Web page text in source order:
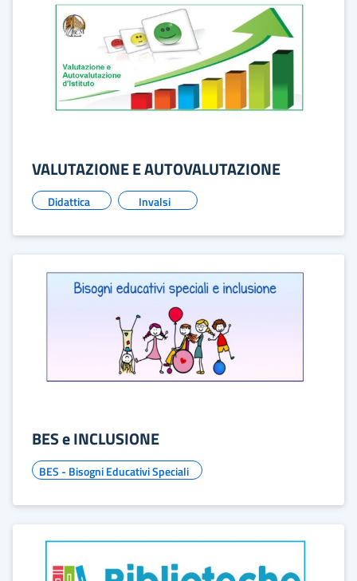
VALUTAZIONE E AUTOVALUTAZIONE
Didattica Invalsi
BES e INCLUSIONE
BES - Bisogni Educativi Speciali